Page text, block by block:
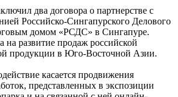
два договора о партнерстве с
Российско-Сингапурского Делового
домом «РСДС» в Сингапуре.
на развитие продаж российской
продукции в Юго-Восточной Азии.
касается продвижения
представленных в экспозиции